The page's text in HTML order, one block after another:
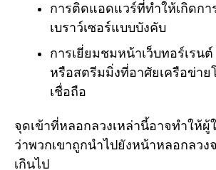
การติดแอดแวร์ที่ทำให้เกิดกา
เบราว์เซอร์แบบบังคับ
การเยี่ยมชมหน้าเว็บทอร์เรน
หรือสตรีมมิ่งที่อาศัยเครือข่า
เชื่อถือ
จุดเข้าที่หลอกลวงเหล่านี้อาจทำให้ผู้
ว่าพวกเขาถูกนำไปยังหน้าหลอกลวง
เกินไป